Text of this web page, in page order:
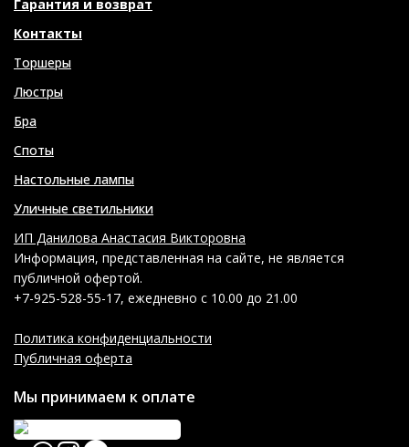
Гарантия и возврат
Контакты
Торшеры
Люстры
Бра
Споты
Настольные лампы
Уличные светильники
ИП Данилова Анастасия Викторовна
Информация, представленная на сайте, не является
публичной офертой.
+7-925-528-55-17, ежедневно с 10.00 до 21.00
Политика конфиденциальности
Публичная оферта
Мы принимаем к оплате